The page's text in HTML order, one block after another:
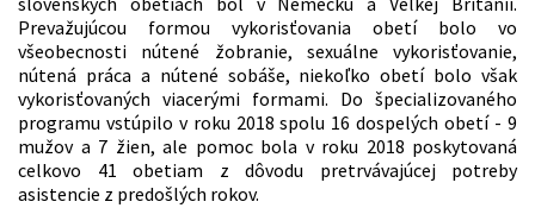
Prevažujúcou formou vykorisťovania obetí bolo vo
všeobecnosti nútené žobranie, sexuálne vykorisťovanie,
nútená práca a nútené sobáše, niekoľko obetí bolo však
vykorisťovaných viacerými formami. Do špecializovaného
programu vstúpilo v roku 2018 spolu 16 dospelých obetí - 9
mužov a 7 žien, ale pomoc bola v roku 2018 poskytovaná
celkovo 41 obetiam z dôvodu pretrvávajúcej potreby
asistencie z predošlých rokov.